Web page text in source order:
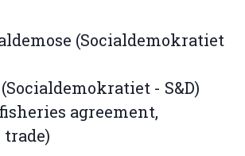
(Socialdemokratiet
- S&D)
agreement,
trade)